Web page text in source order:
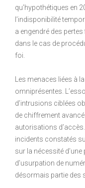
qu’hypothétiques en
l’indisponibilité
a engendré des
dans le cas de
foi.
Les menaces liées à
omniprésentes.
d’intrusions ciblées
de chiffrement
autorisations
incidents constatés
sur la nécessité
d’usurpation de
désormais partie des